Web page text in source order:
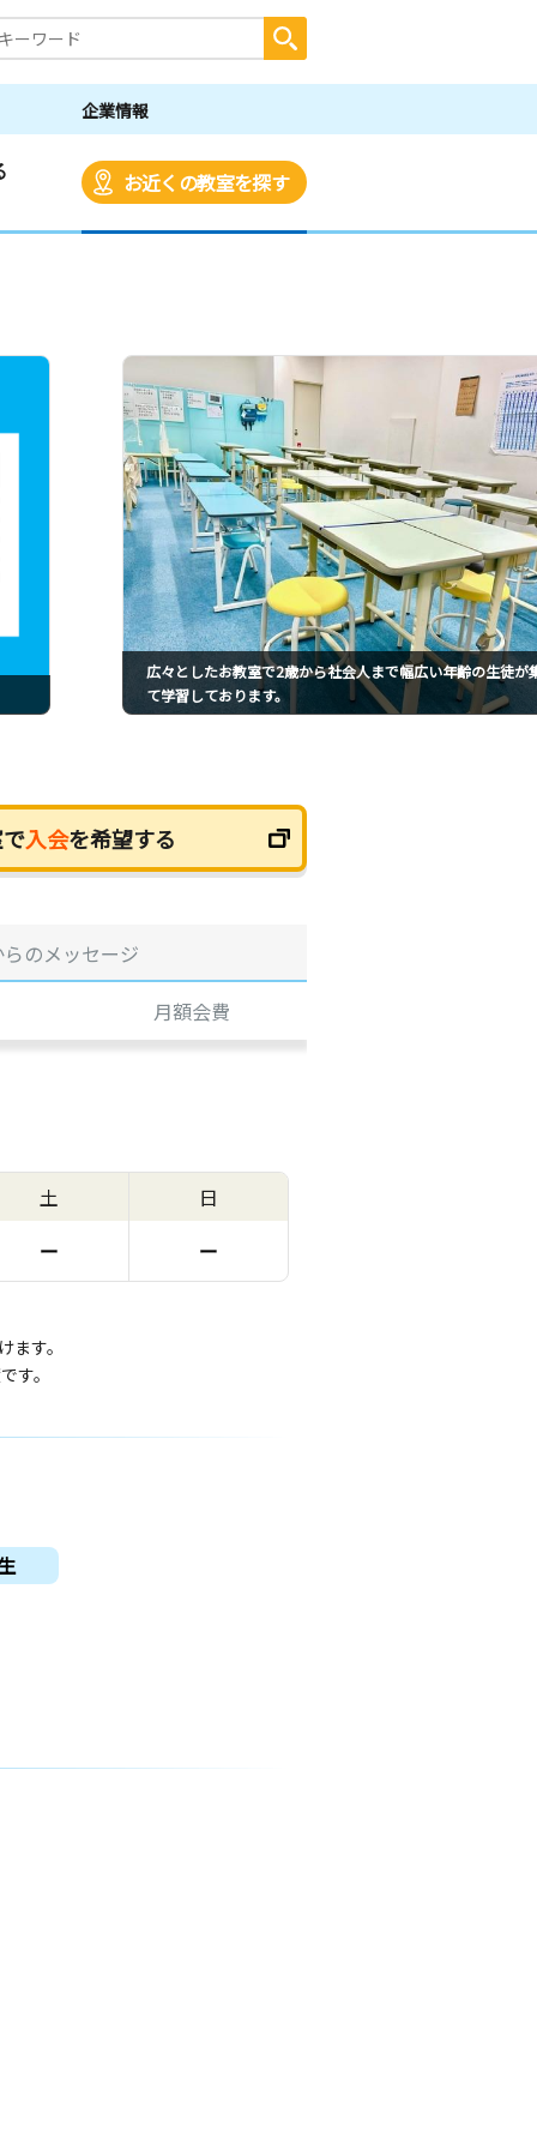
企業情報
お近くの教室を探す
広々としたお教室で2歳から社会人まで幅広い年齢の生徒が
て学習しております。
入会を希望する
のメッセージ
月額会費
土
ー
日
ー
す。
す。